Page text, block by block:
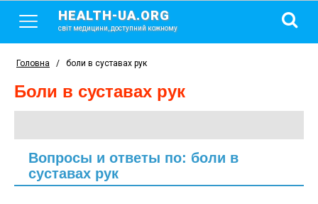
HEALTH-UA.ORG
світ медицини, доступний кожному
Головна / боли в суставах рук
боли в суставах рук
Вопросы и ответы по: боли в
суставах рук